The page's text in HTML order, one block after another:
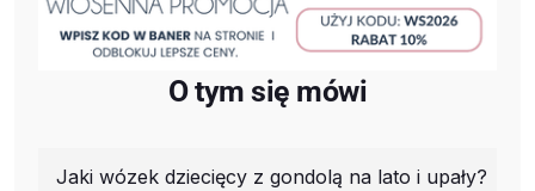
O tym się mówi
Jaki wózek dziecięcy z gondolą na lato i upały?